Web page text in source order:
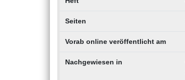
Seiten
Vorab online veröffentlicht am
Nachgewiesen in